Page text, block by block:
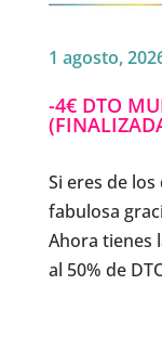
1 agosto,
-4€ DTO
Si eres de
fabulosa
Ahora tienes
al 50% de